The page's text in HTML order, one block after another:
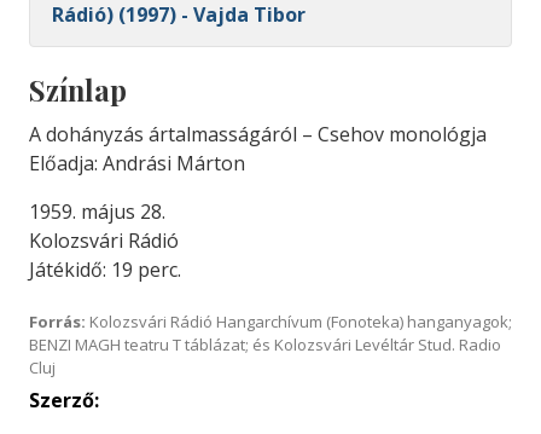
Rádió) (1997) - Vajda Tibor
Színlap
A dohányzás ártalmasságáról – Csehov monológja
Előadja: Andrási Márton
1959. május 28.
Kolozsvári Rádió
Játékidő: 19 perc.
Forrás: Kolozsvári Rádió Hangarchívum (Fonoteka) hanganyagok;
BENZI MAGH teatru T táblázat; és Kolozsvári Levéltár Stud. Radio
Cluj
Szerző: